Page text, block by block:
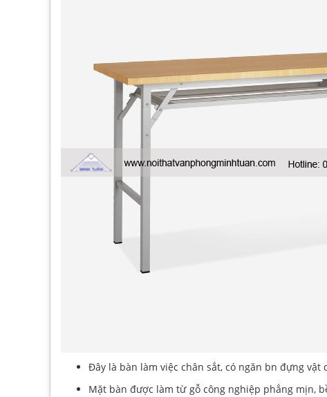
Đây là bàn làm việc chân sắt, có ngăn bn đựng vật
Mặt bàn được làm từ gỗ công nghiệp phẳng mịn,